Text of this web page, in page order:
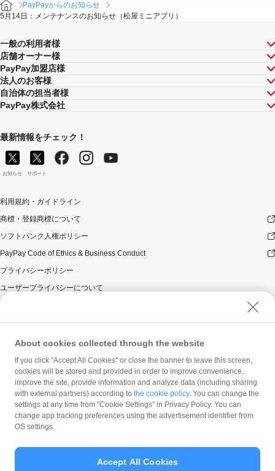
PayPayからのお知らせ
5月14日：メンテナンスのお知らせ（松屋ミニアプリ）
一般の利用者様
店舗オーナー様
PayPay加盟店様
法人のお客様
自治体の担当者様
PayPay株式会社
最新情報をチェック！
お知らせ サポート
利用規約・ガイドライン
商標・登録商標について
ソフトバンク人権ポリシー
PayPay Code of Ethics & Business Conduct
プライバシーポリシー
ユーザープライバシーについて
ウェブサイト利用規約
反社会的勢力に対する方針
勧誘方針
マネロン等基本方針
カスタマーハラスメントに関する当社の考え方
About cookies collected through the website
If you click "Accept All Cookies" or close the banner to leave this screen,
cookies will be stored and provided in order to improve convenience,
improve the site, provide information and analyze data (including sharing
with external partners) according to the cookie policy. You can change the
settings at any time from "Cookie Settings" in Privacy Policy. You can
change app tracking preferences using the advertisement identifier from
OS settings.
Accept All Cookies